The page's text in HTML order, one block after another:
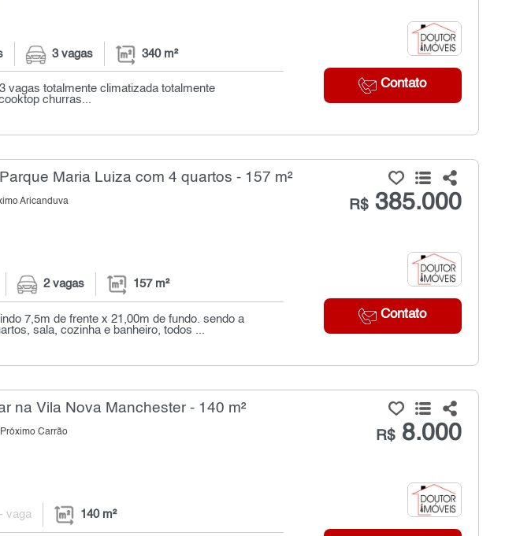
Contato
3 vagas 340 m²
vagas totalmente climatizada totalmente
churras...
Maria Luiza com 4 quartos - 157 m²
Aricanduva R$385.000
Contato
2 vagas 157 m²
7,5m de frente x 21,00m de fundo. sendo a
sala, cozinha e banheiro, todos ...
na Vila Nova Manchester - 140 m²
Próximo Carrão R$8.000
- vaga 140 m²